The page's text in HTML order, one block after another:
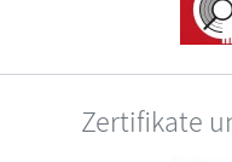
Zertifikate